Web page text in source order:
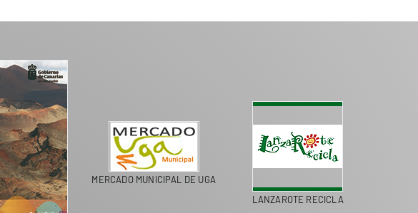
MERCADO MUNICIPAL DE UGA
LANZAROTE RECICLA